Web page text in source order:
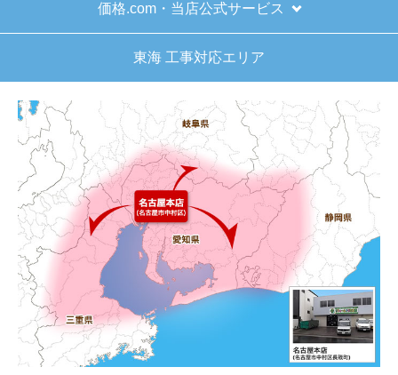
価格.com・当店公式サービス
東海 工事対応エリア